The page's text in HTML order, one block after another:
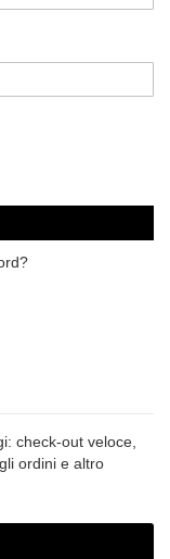
check-out veloce,
ordini e altro